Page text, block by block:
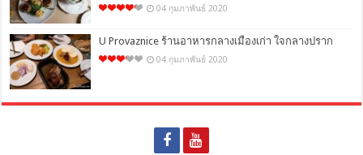
04 กุมภาพันธ์ 2020
U Provaznice ร้านอาหารกลางเมืองเก่า ใจกลางปราก
04 กุมภาพันธ์ 2020